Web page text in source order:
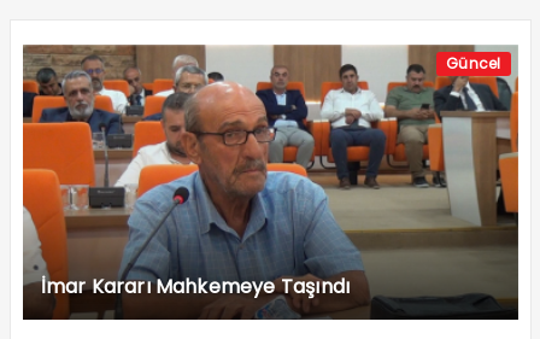
Güncel
İmar Kararı Mahkemeye Taşındı